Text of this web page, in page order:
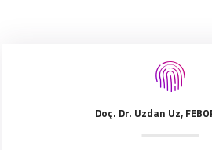
Doç. Dr. Uzdan Uz,